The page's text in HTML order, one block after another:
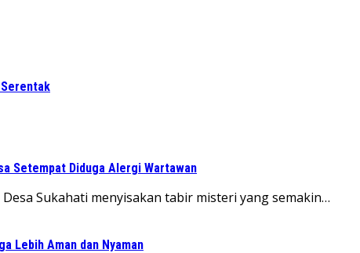
Serentak
Setempat Diduga Alergi Wartawan
Sukahati menyisakan tabir misteri yang semakin…
Lebih Aman dan Nyaman